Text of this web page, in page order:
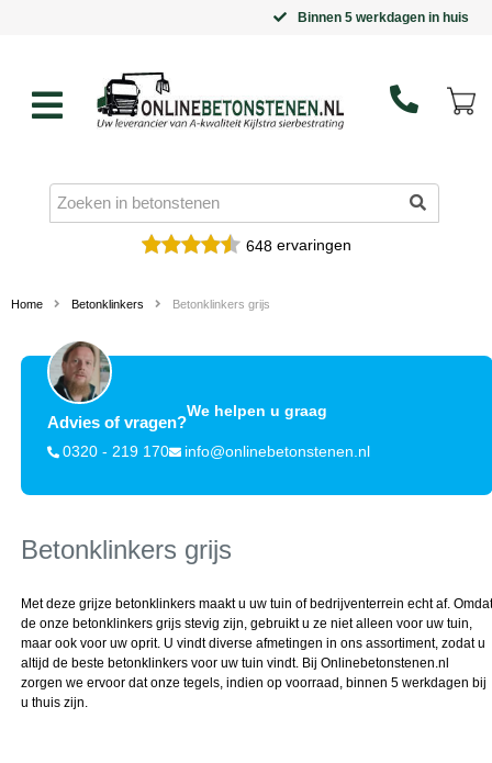
Binnen 5 werkdagen in huis
648ervaringen
Home Betonklinkers Betonklinkers grijs
Advies of vragen?
We helpen u graag
0320 - 219 170 info@onlinebetonstenen.nl
Betonklinkers grijs
Met deze grijze betonklinkers maakt u uw tuin of bedrijventerrein echt af. Omdat
de onze betonklinkers grijs stevig zijn, gebruikt u ze niet alleen voor uw tuin,
maar ook voor uw oprit. U vindt diverse afmetingen in ons assortiment, zodat u
altijd de beste betonklinkers voor uw tuin vindt. Bij Onlinebetonstenen.nl
zorgen we ervoor dat onze tegels, indien op voorraad, binnen 5 werkdagen bij
u thuis zijn.